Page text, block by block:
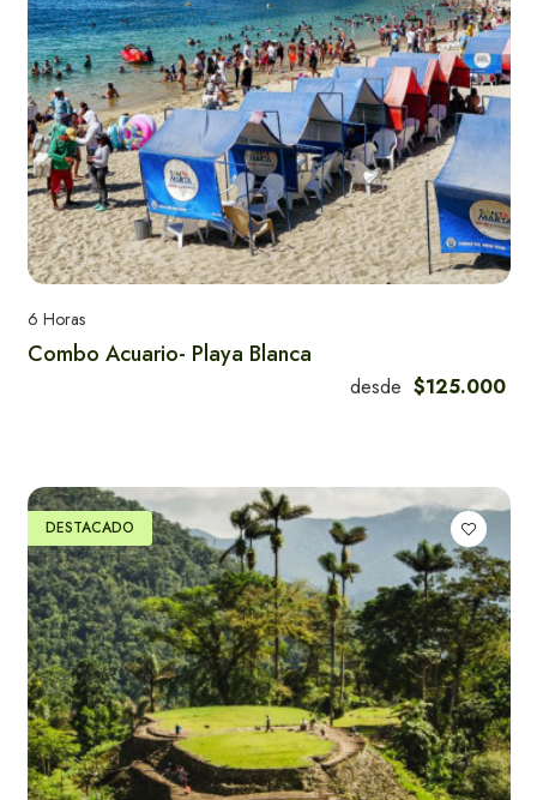
6 Horas
Combo Acuario- Playa Blanca
desde $125.000
DESTACADO